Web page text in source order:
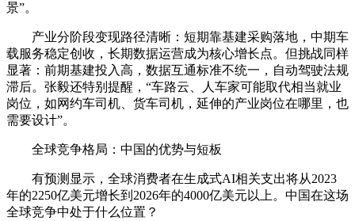
景”。
产业分阶段变现路径清晰：短期靠基建采购落地，中期车
载服务稳定创收，长期数据运营成为核心增长点。但挑战同样
显著：前期基建投入高，数据互通标准不统一，自动驾驶法规
滞后。张毅还特别提醒，“车路云、人车家可能取代相当就业
岗位，如网约车司机、货车司机，延伸的产业岗位在哪里，也
需要设计”。
全球竞争格局：中国的优势与短板
有预测显示，全球消费者在生成式AI相关支出将从2023
年的2250亿美元增长到2026年的4000亿美元以上。中国在这场
全球竞争中处于什么位置？